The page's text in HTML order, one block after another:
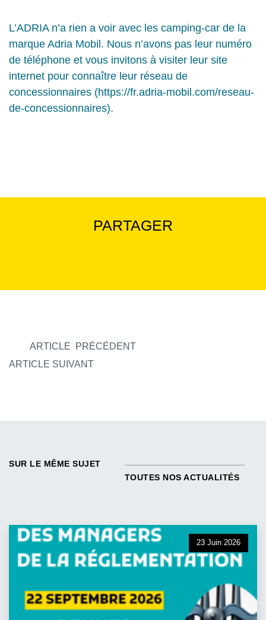
L’ADRIA n’a rien a voir avec les camping-car de la
marque Adria Mobil. Nous n’avons pas leur numéro
de téléphone et vous invitons à visiter leur site
internet pour connaître leur réseau de
concessionnaires (https://fr.adria-mobil.com/reseau-
de-concessionnaires).
PARTAGER
NAVIGATION DES
ARTICLE PRÉCÉDENT
ARTICLE SUIVANT
SUR LE MÊME SUJET
TOUTES NOS ACTUALITÉS
23 Juin 2026